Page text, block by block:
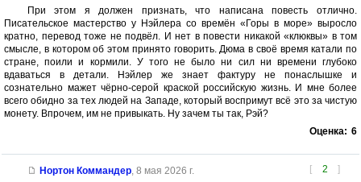
При этом я должен признать, что написана повесть отлично.
Писательское мастерство у Нэйлера со времён «Горы в море» выросло
кратно, перевод тоже не подвёл. И нет в повести никакой «клюквы» в том
смысле, в котором об этом принято говорить. Дюма в своё время катали по
стране, поили и кормили. У того не было ни сил ни времени глубоко
вдаваться в детали. Нэйлер же знает фактуру не понаслышке и
сознательно мажет чёрно-серой краской российскую жизнь. И мне более
всего обидно за тех людей на Западе, который воспримут всё это за чистую
монету. Впрочем, им не привыкать. Ну зачем ты так, Рэй?
Оценка: 6
[ 2 ]
Нортон Коммандер, 8 мая 2026 г.